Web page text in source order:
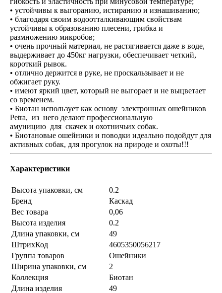
• устойчивы к выгоранию, истиранию и изнашиванию;
• благодаря своим водоотталкивающим свойствам
устойчивы к образованию плесени, грибка и
размножению микробов;
• очень прочный материал, не растягивается даже в воде,
выдерживает до 450кг нагрузки, обеспечивает четкий,
короткий рывок.
• отлично держится в руке, не проскальзывает и не
обжигает руку.
• имеют яркий цвет, который не выгорает и не выцветает
со временем.
• Биотан использует как основу электронных ошейников
Petra, из него делают профессиональную
амуницию для скачек и охотничьих собак.
• Биотановые ошейники и поводки идеально подойдут для
активных собак, для прогулок на природе и охоты!!!
Характеристики
Высота упаковки, см
0.2
Бренд
Каскад
Вес товара
0,06
Высота изделия
0.2
Длина упаковки, см
49
ШтрихКод
4605350056217
Группа товаров
Ошейники
Ширина упаковки, см
2
Коллекция
Биотан
Длина изделия
49